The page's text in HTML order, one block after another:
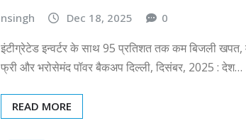
nsingh Dec 18, 2025 0
इंटीग्रेटेड इन्वर्टर के साथ 95 प्रतिशत तक कम बिजली खपत,
फ्री और भरोसेमंद पॉवर बैकअप दिल्ली, दिसंबर, 2025 : देश…
READ MORE